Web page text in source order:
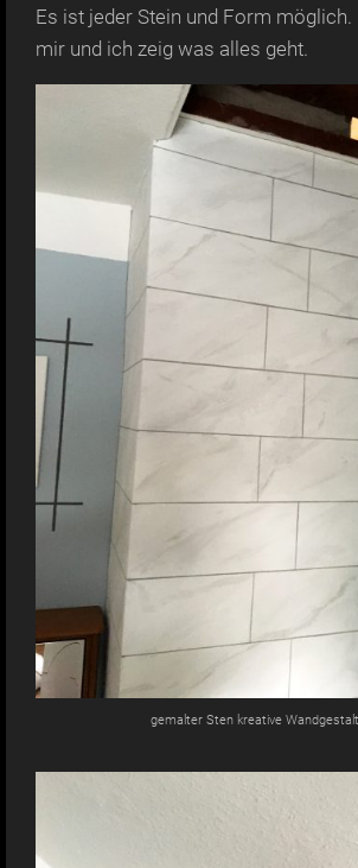
Es ist jeder Stein und Form möglich.
mir und ich zeig was alles geht.
gemalter Sten kreative